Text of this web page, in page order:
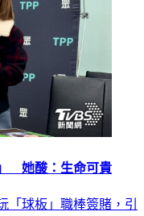
她酸：生命可貴
「球板」職棒簽賭，引